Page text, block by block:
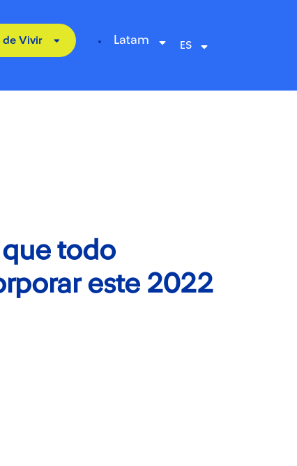
de Vivir Latam
todo
este 2022